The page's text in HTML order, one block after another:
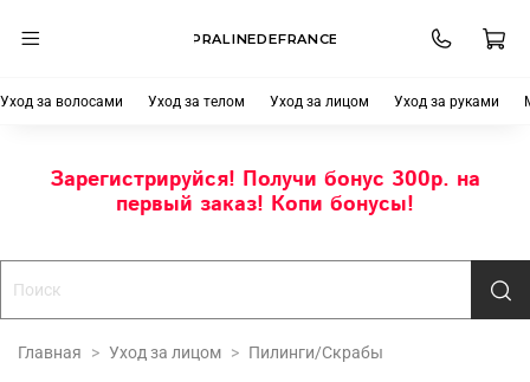
PRALINEDEFRANCE
Уход за волосами Уход за телом Уход за лицом Уход за руками
Зарегистрируйся! Получи бонус 300р. на
первый заказ! Копи бонусы!
Главная Уход за лицом Пилинги/Скрабы